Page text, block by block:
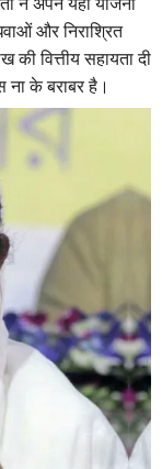
और निराश्रित
वित्तीय सहायता दी
के बराबर है।